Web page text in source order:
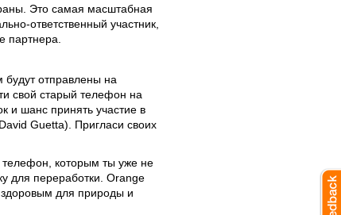
Это самая масштабная
ответственный участник,
партнера.
будут отправлены на
свой старый телефон на
и шанс принять участие в
Guetta). Пригласи своих
телефон, которым ты уже не
для переработки. Orange
для природы и